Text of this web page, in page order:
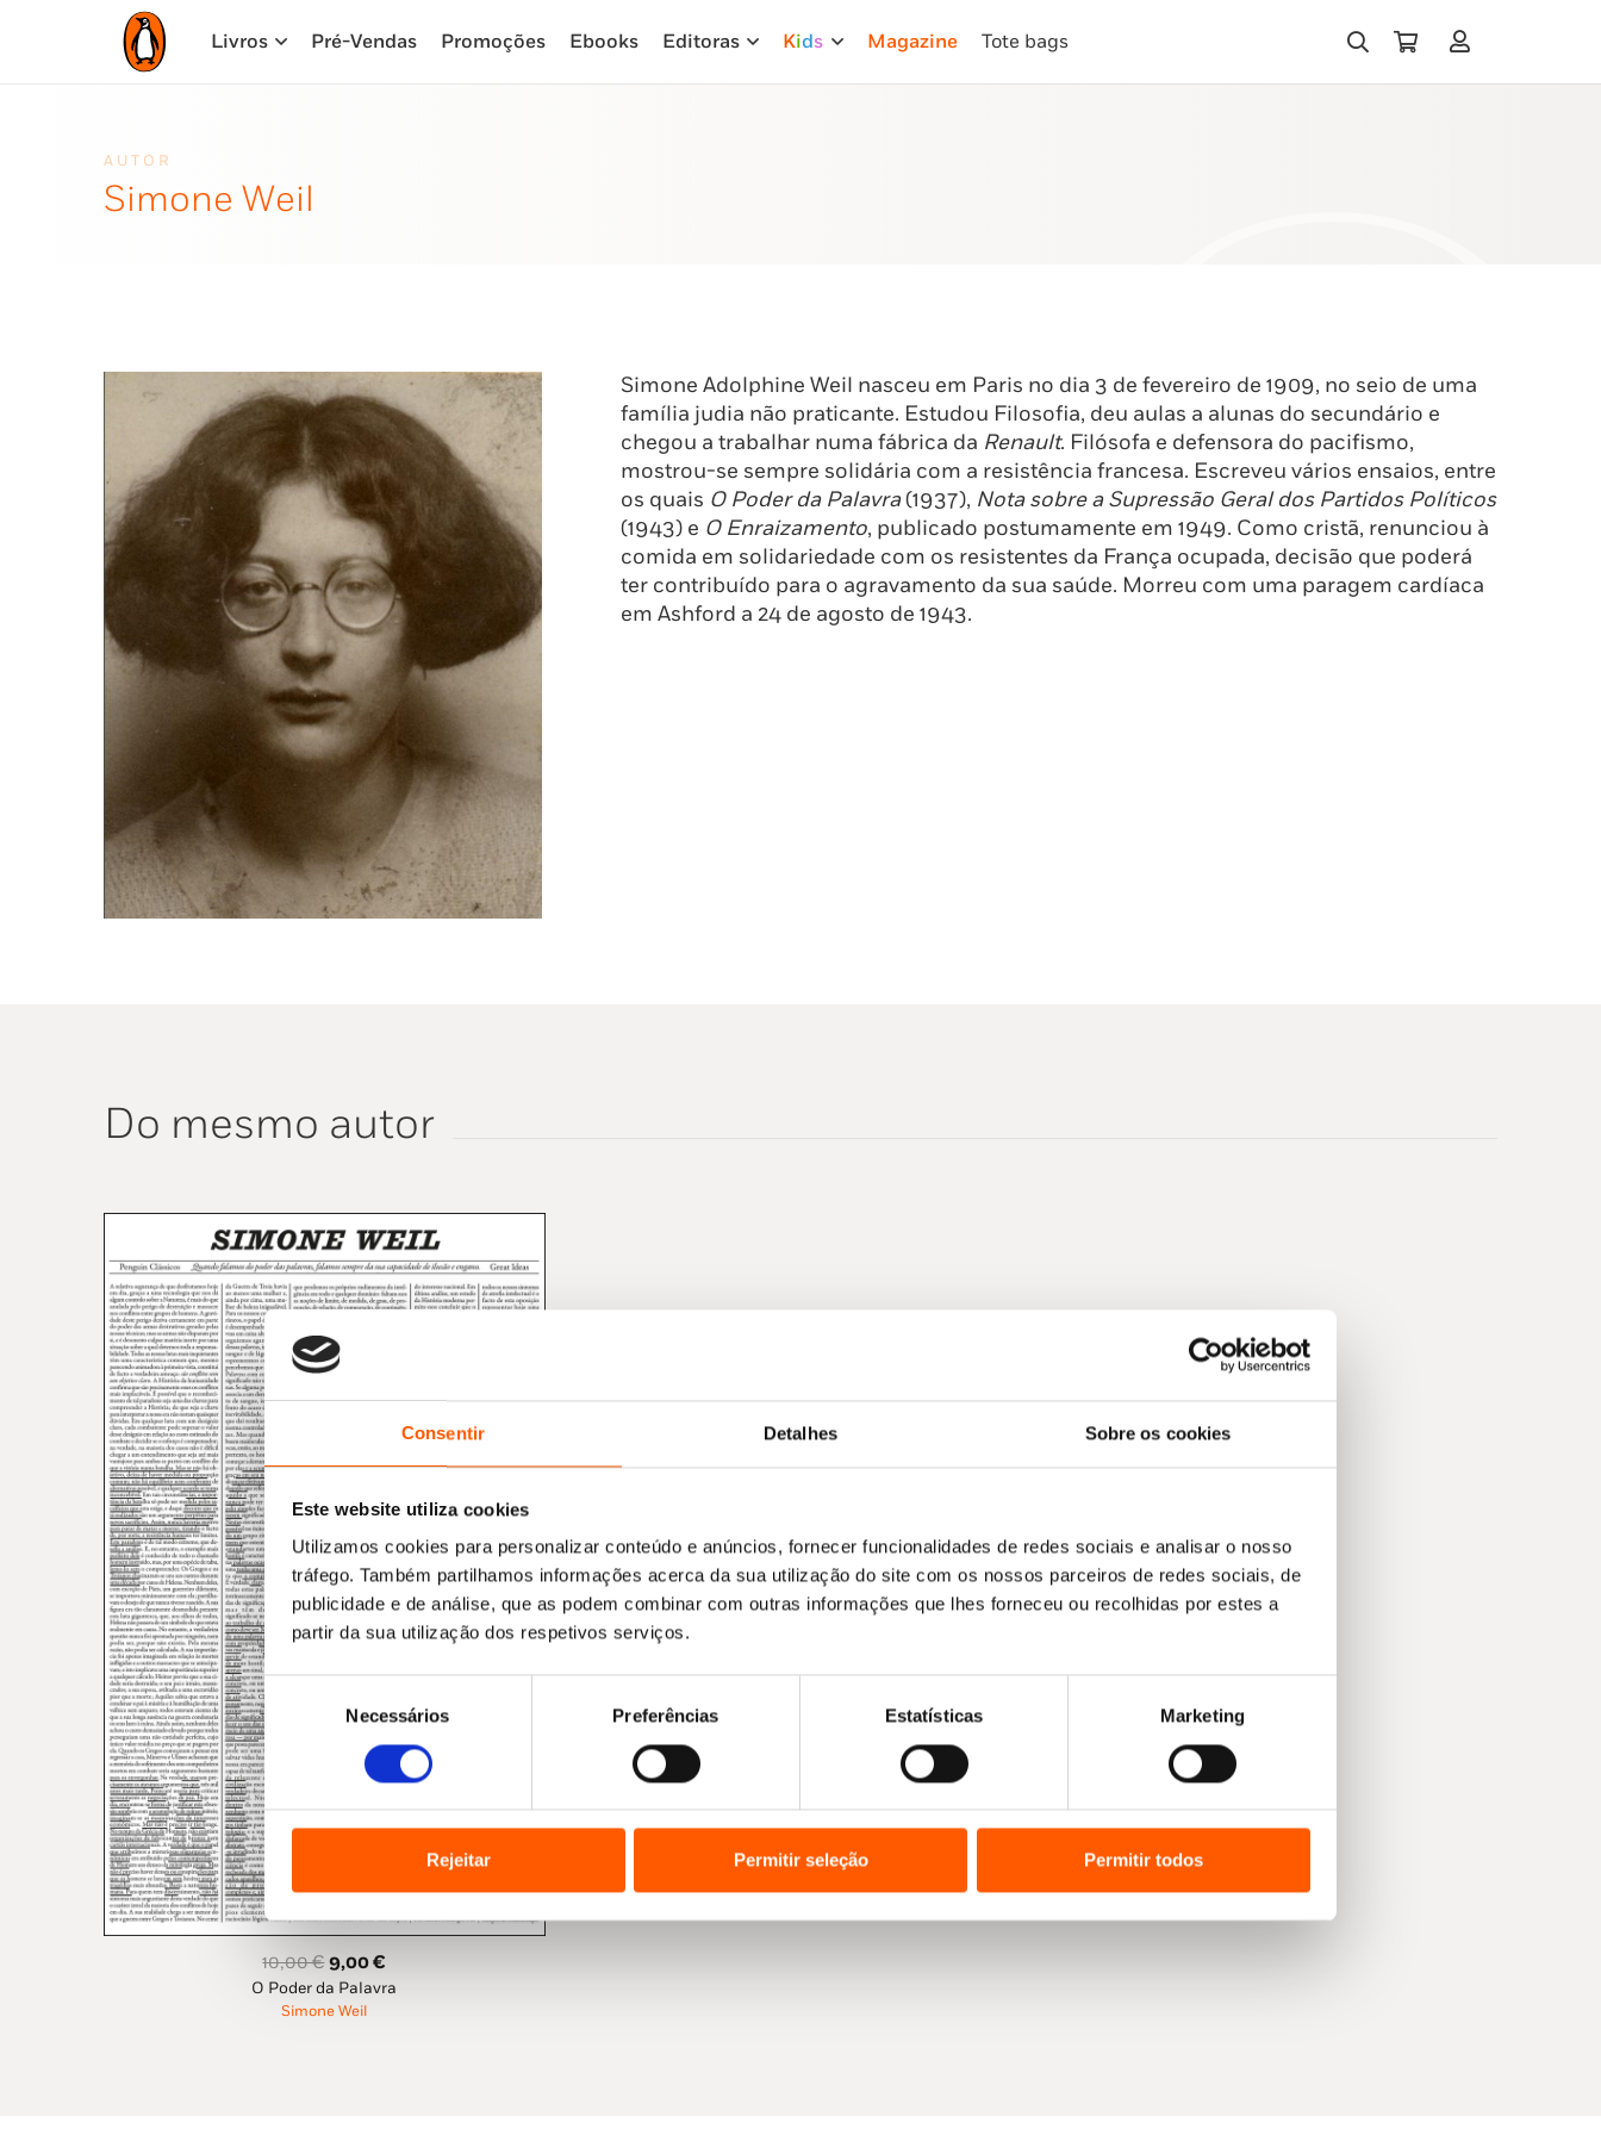
Consentir Detalhes Sobre os cookies
Este website utiliza cookies
Utilizamos cookies para personalizar conteúdo e anúncios, fornecer funcionalidades de redes sociais e analisar o nosso
tráfego. Também partilhamos informações acerca da sua utilização do site com os nossos parceiros de redes sociais, de
publicidade e de análise, que as podem combinar com outras informações que lhes forneceu ou recolhidas por estes a
partir da sua utilização dos respetivos serviços.
Seleção
de
consentimento
Necessários Preferências Estatísticas Marketing
Rejeitar Permitir seleção Permitir todos
Livros Pré-Vendas Promoções Ebooks Editoras Kids Magazine Tote bags
AUTOR
Simone Weil
Simone Adolphine Weil nasceu em Paris no dia 3 de fevereiro de 1909, no seio de uma
família judia não praticante. Estudou Filosofia, deu aulas a alunas do secundário e
chegou a trabalhar numa fábrica da Renault. Filósofa e defensora do pacifismo,
mostrou-se sempre solidária com a resistência francesa. Escreveu vários ensaios, entre
os quais O Poder da Palavra(1937), Nota sobre a Supressão Geral dos Partidos Políticos
(1943) e O Enraizamento, publicado postumamente em 1949. Como cristã, renunciou à
comida em solidariedade com os resistentes da França ocupada, decisão que poderá
ter contribuído para o agravamento da sua saúde. Morreu com uma paragem cardíaca
em Ashford a 24 de agosto de 1943.
Do mesmo autor
10,00€O
preço
original
9,00€
preço
O Poder da Palavra
Simone Weil